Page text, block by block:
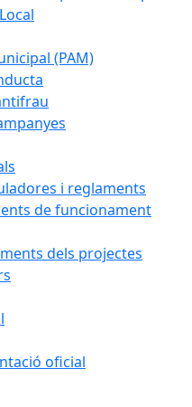
(PAM)
i reglaments
de funcionament
dels projectes
oficial